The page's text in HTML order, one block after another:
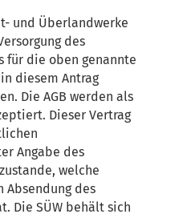
und Überlandwerke
des
für die oben genannte
diesem Antrag
Die AGB werden als
Dieser Vertrag
Angabe des
welche
Absendung des
Die SÜW behält sich